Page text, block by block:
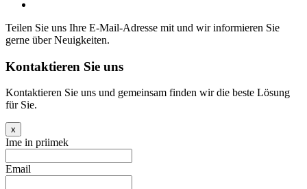
Teilen Sie uns Ihre E-Mail-Adresse mit und wir informieren Sie
gerne über Neuigkeiten.
Kontaktieren Sie uns
Kontaktieren Sie uns und gemeinsam finden wir die beste Lösung
für Sie.
x
Ime in priimek
Email